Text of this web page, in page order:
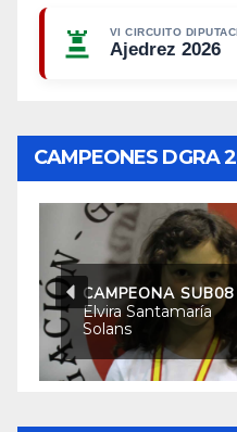
VI CIRCUITO
Ajedrez 2026
CAMPEONES DGRA
CAMPEONA SUB08
Elvira Santamaría
Solans